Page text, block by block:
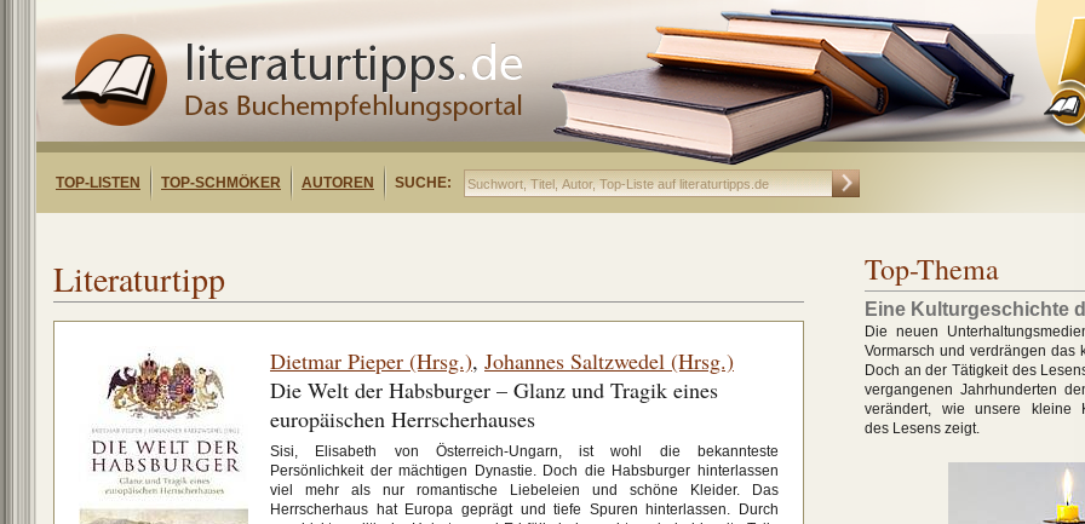
TOP-LISTEN TOP-SCHMÖKER AUTOREN SUCHE:
Literaturtipp
Dietmar Pieper (Hrsg.), Johannes Saltzwedel (Hrsg.)
Die Welt der Habsburger – Glanz und Tragik eines
europäischen Herrscherhauses
Sisi, Elisabeth von Österreich-Ungarn, ist wohl die bekannteste
Persönlichkeit der mächtigen Dynastie. Doch die Habsburger hinterlassen
viel mehr als nur romantische Liebeleien und schöne Kleider. Das
Herrscherhaus hat Europa geprägt und tiefe Spuren hinterlassen. Durch
Top-Thema
Eine Kulturgeschichte
Die neuen
Vormarsch und verdrängen das
Doch an der Tätigkeit des
vergangenen Jahrhunderten
verändert, wie unsere kleine
des Lesens zeigt.